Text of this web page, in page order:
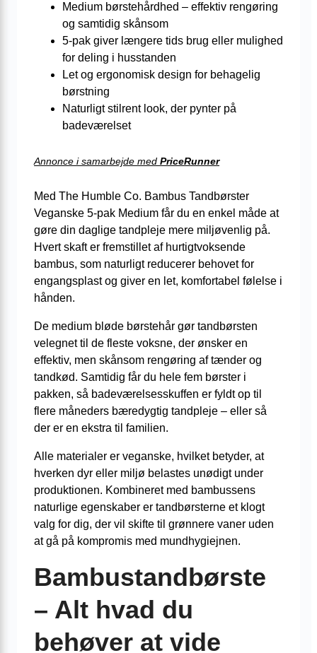
Medium børstehårdhed – effektiv rengøring
og samtidig skånsom
5-pak giver længere tids brug eller mulighed
for deling i husstanden
Let og ergonomisk design for behagelig
børstning
Naturligt stilrent look, der pynter på
badeværelset
Annonce i samarbejde med PriceRunner
Med The Humble Co. Bambus Tandbørster
Veganske 5-pak Medium får du en enkel måde at
gøre din daglige tandpleje mere miljøvenlig på.
Hvert skaft er fremstillet af hurtigtvoksende
bambus, som naturligt reducerer behovet for
engangsplast og giver en let, komfortabel følelse i
hånden.
De medium bløde børstehår gør tandbørsten
velegnet til de fleste voksne, der ønsker en
effektiv, men skånsom rengøring af tænder og
tandkød. Samtidig får du hele fem børster i
pakken, så badeværelsesskuffen er fyldt op til
flere måneders bæredygtig tandpleje – eller så
der er en ekstra til familien.
Alle materialer er veganske, hvilket betyder, at
hverken dyr eller miljø belastes unødigt under
produktionen. Kombineret med bambussens
naturlige egenskaber er tandbørsterne et klogt
valg for dig, der vil skifte til grønnere vaner uden
at gå på kompromis med mundhygiejnen.
Bambustandbørste
– Alt hvad du
behøver at vide